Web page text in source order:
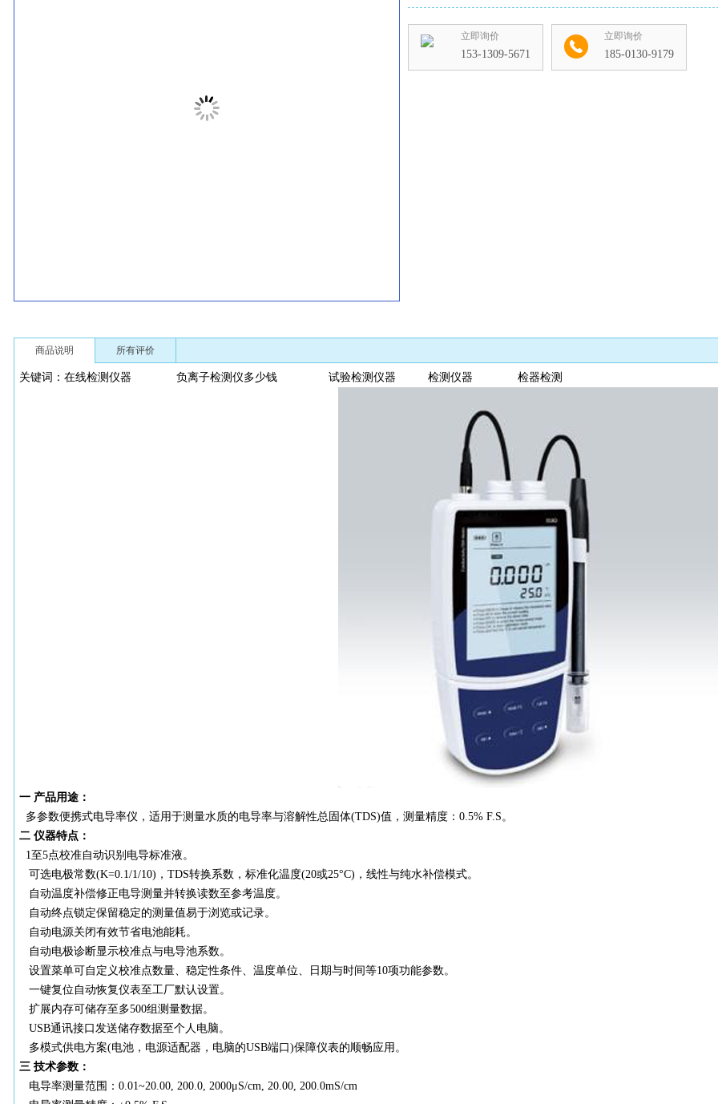
立即询价
153-1309-5671
立即询价
185-0130-9179
商品说明 所有评价
关键词：在线检测仪器 负离子检测仪多少钱 试验检测仪器 检测仪器 检器检测
一 产品用途：
多参数便携式电导率仪，适用于测量水质的电导率与溶解性总固体(TDS)值，测量精度：0.5% F.S。
二 仪器特点：
1至5点校准自动识别电导标准液。
可选电极常数(K=0.1/1/10)，TDS转换系数，标准化温度(20或25°C)，线性与纯水补偿模式。
自动温度补偿修正电导测量并转换读数至参考温度。
自动终点锁定保留稳定的测量值易于浏览或记录。
自动电源关闭有效节省电池能耗。
自动电极诊断显示校准点与电导池系数。
设置菜单可自定义校准点数量、稳定性条件、温度单位、日期与时间等10项功能参数。
一键复位自动恢复仪表至工厂默认设置。
扩展内存可储存至多500组测量数据。
USB通讯接口发送储存数据至个人电脑。
多模式供电方案(电池，电源适配器，电脑的USB端口)保障仪表的顺畅应用。
三 技术参数：
电导率测量范围： 0.01~20.00, 200.0, 2000μS/cm, 20.00, 200.0mS/cm